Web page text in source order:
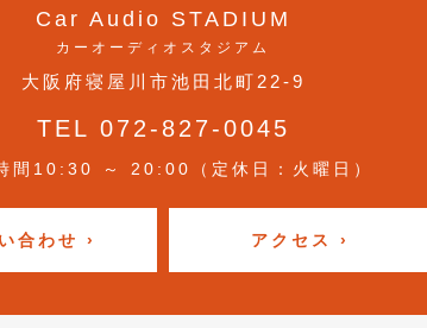
Car Audio STADIUM
カーオーディオスタジアム
大阪府寝屋川市池田北町22-9
TEL 072-827-0045
間10:30 ～ 20:00（定休日：火曜日）
合わせ › アクセス ›